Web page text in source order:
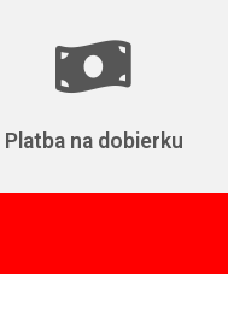
Platba na dobierku